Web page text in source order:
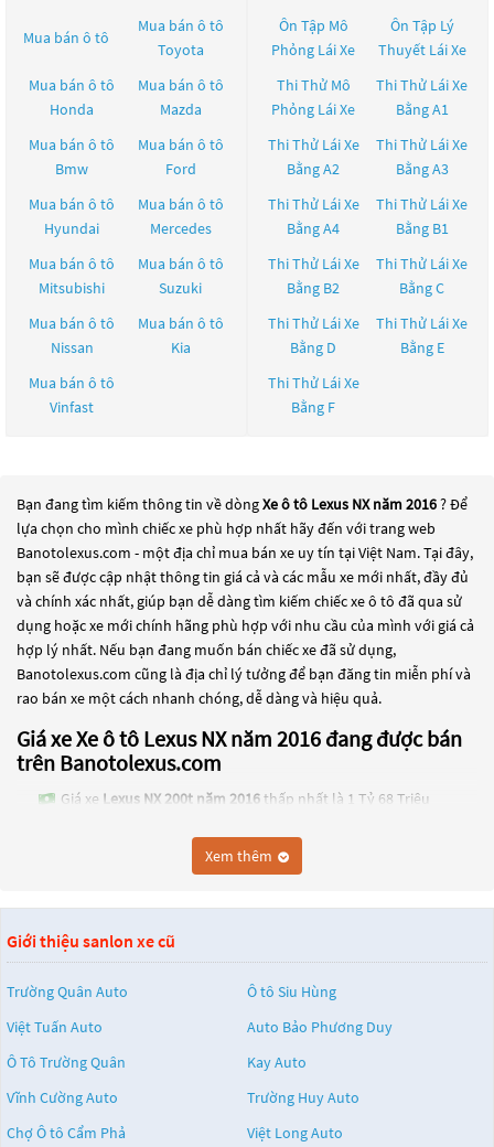
Mua bán ô tô
Mua bán ô tô
Toyota
Mua bán ô tô
Honda
Mua bán ô tô
Mazda
Mua bán ô tô
Bmw
Mua bán ô tô
Ford
Mua bán ô tô
Hyundai
Mua bán ô tô
Mercedes
Mua bán ô tô
Mitsubishi
Mua bán ô tô
Suzuki
Mua bán ô tô
Nissan
Mua bán ô tô
Kia
Mua bán ô tô
Vinfast
Ôn Tập Mô
Phỏng Lái Xe
Ôn Tập Lý
Thuyết Lái Xe
Thi Thử Mô
Phỏng Lái Xe
Thi Thử Lái Xe
Bằng A1
Thi Thử Lái Xe
Bằng A2
Thi Thử Lái Xe
Bằng A3
Thi Thử Lái Xe
Bằng A4
Thi Thử Lái Xe
Bằng B1
Thi Thử Lái Xe
Bằng B2
Thi Thử Lái Xe
Bằng C
Thi Thử Lái Xe
Bằng D
Thi Thử Lái Xe
Bằng E
Thi Thử Lái Xe
Bằng F
Bạn đang tìm kiếm thông tin về dòngXe ô tô Lexus NX năm 2016? Để
lựa chọn cho mình chiếc xe phù hợp nhất hãy đến với trang web
Banotolexus.com - một địa chỉ mua bán xe uy tín tại Việt Nam. Tại đây,
bạn sẽ được cập nhật thông tin giá cả và các mẫu xe mới nhất, đầy đủ
và chính xác nhất, giúp bạn dễ dàng tìm kiếm chiếc xe ô tô đã qua sử
dụng hoặc xe mới chính hãng phù hợp với nhu cầu của mình với giá cả
hợp lý nhất. Nếu bạn đang muốn bán chiếc xe đã sử dụng,
Banotolexus.com cũng là địa chỉ lý tưởng để bạn đăng tin miễn phí và
rao bán xe một cách nhanh chóng, dễ dàng và hiệu quả.
Giá xe Xe ô tô Lexus NX năm 2016 đang được bán
trên Banotolexus.com
Giá xe Lexus NX 200t năm 2016thấp nhất là 1 Tỷ 68 Triệu
Xe ô tô Lexus NX năm 2016đang trở thành một lựa chọn
phổ biến cho những người đang tìm kiếm chiếc xe đáng tin cậy. Và để
thành sự lựa chọn phổ biến. Các dòngXe ô tô Lexus NX năm 2016này
có thể là những dòng xe đời cũ đã được nâng cấp, hoặc là các dòng xe
mới với thiết kế hiện đại và công nghệ tiên tiến. Các dòng
này đều được kiểm tra và bảo dưỡng kỹ lưỡng để đảm
bảo chất lượng và hiệu suất tốt nhất. Nếu bạn đang tìm kiếm một
chiếc xe, hãy khám phá các dòng
Xe ô tô Lexus NX năm 2016
chọn cho mình một chiếc xe phù hợp với nhu cầu và ngân sách của
Banotolexus.com
Xem thêm
Giới thiệu sanlon xe cũ
Trường Quân Auto
Ô tô Siu Hùng
Việt Tuấn Auto
Auto Bảo Phương Duy
Ô Tô Trường Quân
Kay Auto
Vĩnh Cường Auto
Trường Huy Auto
Chợ Ô tô Cẩm Phả
Việt Long Auto